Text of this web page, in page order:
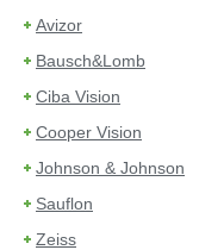
Avizor
Bausch&Lomb
Ciba Vision
Cooper Vision
Johnson & Johnson
Sauflon
Zeiss